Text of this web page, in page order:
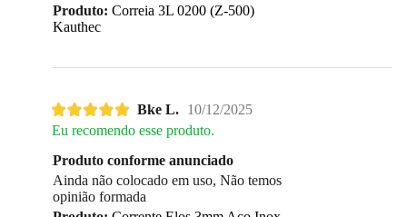
Produto: Correia 3L 0200 (Z-500)
Kauthec
Bke L.
10/12/2025
Eu recomendo esse produto.
Produto conforme anunciado
Ainda não colocado em uso, Não temos
opinião formada